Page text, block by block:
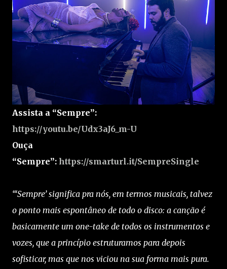
Assista a “Sempre”:
https://youtu.be/Udx3aJ6_m-U
Ouça
“Sempre”: https://smarturl.it/SempreSingle
“‘Sempre’ significa pra nós, em termos musicais, talvez
o ponto mais espontâneo de todo o disco: a canção é
basicamente um one-take de todos os instrumentos e
vozes, que a princípio estruturamos para depois
sofisticar, mas que nos viciou na sua forma mais pura.